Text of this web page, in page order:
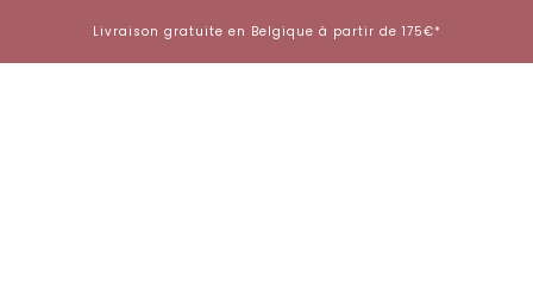
contenu
Livraison gratuite en Belgique à partir de 175€*